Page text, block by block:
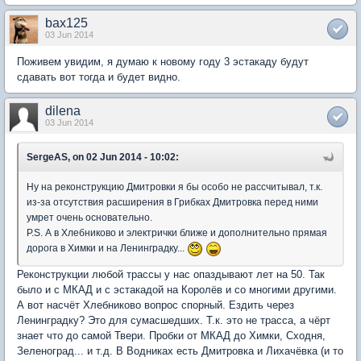
bax125
03 Jun 2014
Поживем увидим, я думаю к новому году 3 эстакаду будут
сдавать вот тогда и будет видно.
dilena
03 Jun 2014
SergeAS, on 02 Jun 2014 - 10:02:
Ну на реконструкцию Дмитровки я бы особо не рассчитывал, т.к.
из-за отсутствия расширения в Грибках Дмитровка перед ними
умрет очень основательно.
P.S. А в Хлебниково и электрички ближе и дополнительно прямая
дорога в Химки и на Ленинградку...
Реконструкции любой трассы у нас опаздывают лет на 50. Так
было и с МКАД и с эстакадой на Королёв и со многими другими.
А вот насчёт Хлебниково вопрос спорный. Ездить через
Ленинградку? Это для сумасшедших. Т.к. это не трасса, а чёрт
знает что до самой Твери. Пробки от МКАД до Химки, Сходня,
Зеленоград... и т.д. В Водниках есть Дмитровка и Лихачёвка (и то